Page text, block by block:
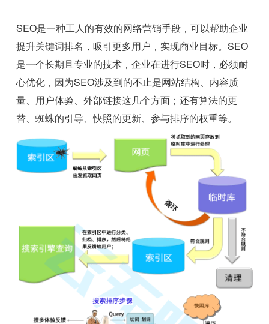
SEO是一种工人的有效的网络营销手段，可以帮助企业
提升关键词排名，吸引更多用户，实现商业目标。SEO
是一个长期且专业的技术，企业在进行SEO时，必须耐
心优化，因为SEO涉及到的不止是网站结构、内容质
量、用户体验、外部链接这几个方面；还有算法的更
替、蜘蛛的引导、快照的更新、参与排序的权重等。